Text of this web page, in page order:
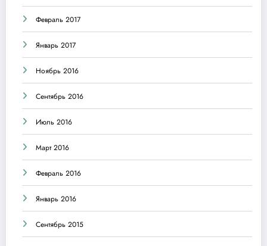
Февраль 2017
Январь 2017
Ноябрь 2016
Сентябрь 2016
Июль 2016
Март 2016
Февраль 2016
Январь 2016
Сентябрь 2015